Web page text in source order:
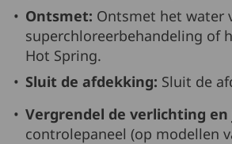
Ontsmet: Ontsmet het water
superchloreerbehandeling of
Hot Spring.
Sluit de afdekking: Sluit de
Vergrendel de verlichting en
controlepaneel (op modellen